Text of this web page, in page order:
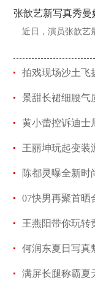
张歆艺新写真秀曼
近日，演员张歆艺
拍戏现场沙土飞
王丽坤玩起变装
陈都灵曝全新时
07快男再聚首晒